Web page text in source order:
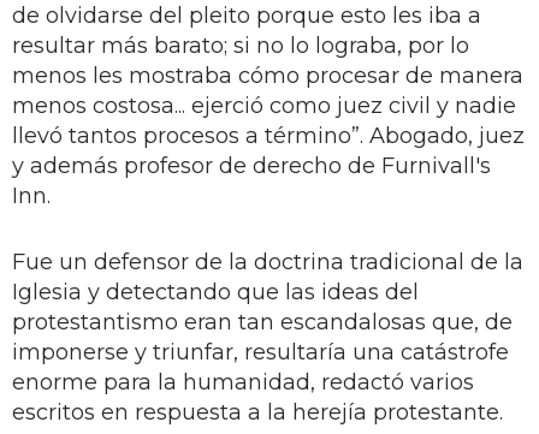
de olvidarse del pleito porque esto les iba a
resultar más barato; si no lo lograba, por lo
menos les mostraba cómo procesar de manera
menos costosa... ejerció como juez civil y nadie
llevó tantos procesos a término”. Abogado, juez
y además profesor de derecho de Furnivall's
Inn.
Fue un defensor de la doctrina tradicional de la
Iglesia y detectando que las ideas del
protestantismo eran tan escandalosas que, de
imponerse y triunfar, resultaría una catástrofe
enorme para la humanidad, redactó varios
escritos en respuesta a la herejía protestante.